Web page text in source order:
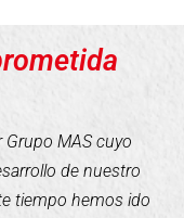
MAS cuyo
de nuestro
tiempo hemos ido